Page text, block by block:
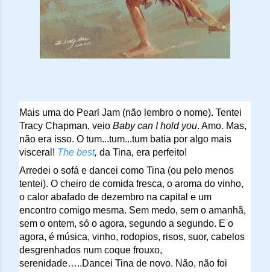
Mais uma do Pearl Jam (não lembro o nome). Tentei
Tracy Chapman, veio Baby can I hold you. Amo. Mas,
não era isso. O tum...tum...tum batia por algo mais
visceral! The best, da Tina, era perfeito!
Arredei o sofá e dancei como Tina (ou pelo menos
tentei). O cheiro de comida fresca, o aroma do vinho,
o calor abafado de dezembro na capital e um
encontro comigo mesma. Sem medo, sem o amanhã,
sem o ontem, só o agora, segundo a segundo. E o
agora, é música, vinho, rodopios, risos, suor, cabelos
desgrenhados num coque frouxo,
serenidade…..Dancei Tina de novo. Não, não foi